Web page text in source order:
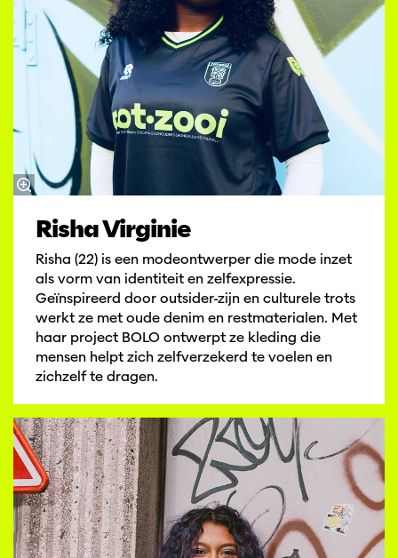
Risha Virginie
Risha (22) is een modeontwerper die mode inzet
als vorm van identiteit en zelfexpressie.
Geïnspireerd door outsider-zijn en culturele trots
werkt ze met oude denim en restmaterialen. Met
haar project BOLO ontwerpt ze kleding die
mensen helpt zich zelfverzekerd te voelen en
zichzelf te dragen.